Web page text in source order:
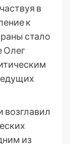
в
к
стало
Олег
возглавил
из